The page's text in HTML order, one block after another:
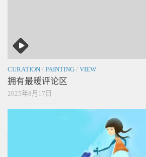
CURATION / PAINTING / VIEW
拥有最暖评论区
2025年8月17日